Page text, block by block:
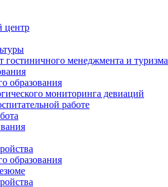
центр
менеджмента и туризма
образования
мониторинга девиаций
работе
образования